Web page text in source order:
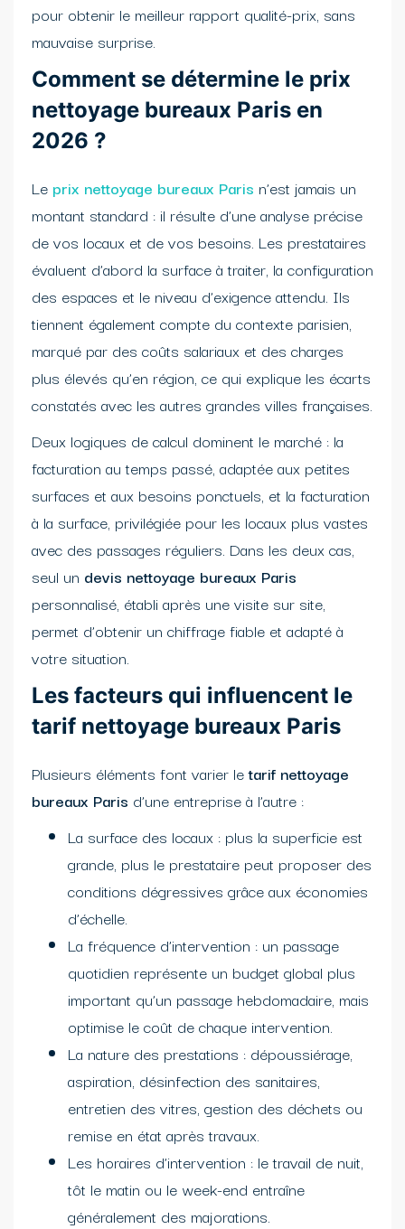
pour obtenir le meilleur rapport qualité-prix, sans
mauvaise surprise.
Comment se détermine le prix
nettoyage bureaux Paris en
2026 ?
Le prix nettoyage bureaux Paris n’est jamais un
montant standard : il résulte d’une analyse précise
de vos locaux et de vos besoins. Les prestataires
évaluent d’abord la surface à traiter, la configuration
des espaces et le niveau d’exigence attendu. Ils
tiennent également compte du contexte parisien,
marqué par des coûts salariaux et des charges
plus élevés qu’en région, ce qui explique les écarts
constatés avec les autres grandes villes françaises.
Deux logiques de calcul dominent le marché : la
facturation au temps passé, adaptée aux petites
surfaces et aux besoins ponctuels, et la facturation
à la surface, privilégiée pour les locaux plus vastes
avec des passages réguliers. Dans les deux cas,
seul un devis nettoyage bureaux Paris
personnalisé, établi après une visite sur site,
permet d’obtenir un chiffrage fiable et adapté à
votre situation.
Les facteurs qui influencent le
tarif nettoyage bureaux Paris
Plusieurs éléments font varier letarif nettoyage
bureaux Paris d’une entreprise à l’autre :
La surface des locaux : plus la superficie est
grande, plus le prestataire peut proposer des
conditions dégressives grâce aux économies
d’échelle.
La fréquence d’intervention : un passage
quotidien représente un budget global plus
important qu’un passage hebdomadaire, mais
optimise le coût de chaque intervention.
La nature des prestations : dépoussiérage,
aspiration, désinfection des sanitaires,
entretien des vitres, gestion des déchets ou
remise en état après travaux.
Les horaires d’intervention : le travail de nuit,
tôt le matin ou le week-end entraîne
généralement des majorations.